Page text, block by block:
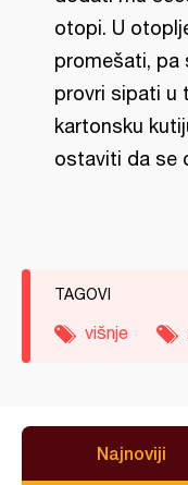
otopi. U
promešati, pa
provri sipati u
kartonsku
ostaviti da se
TAGOVI
višnje
Najnoviji